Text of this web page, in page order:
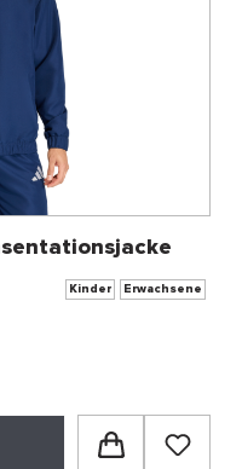
Kinder Erwachsene